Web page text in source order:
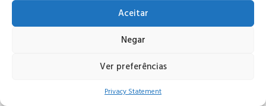
Aceitar
Negar
Ver preferências
Privacy Statement